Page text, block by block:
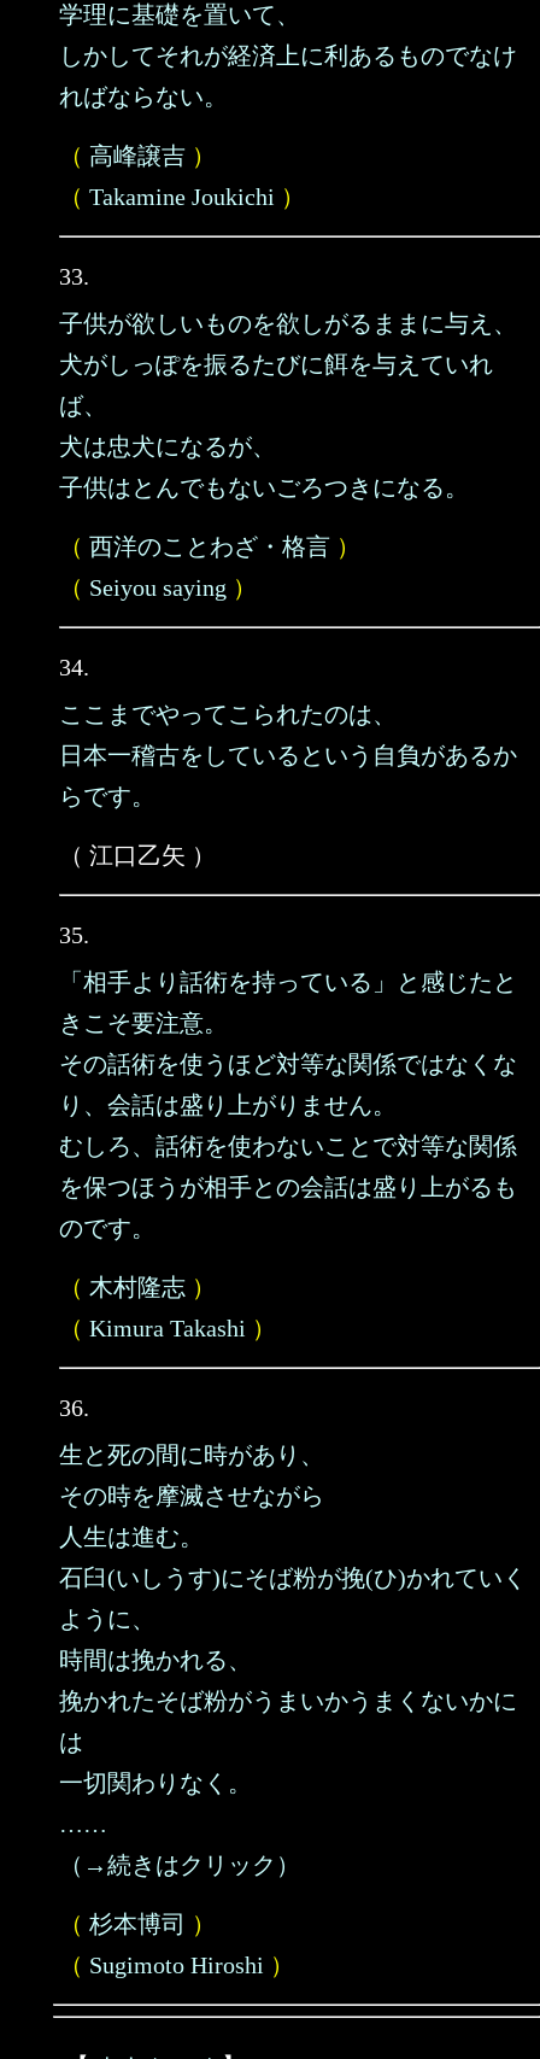
学理に基礎を置いて、
しかしてそれが経済上に利あるものでなけ
ればならない。
（ 高峰譲吉 ）
（ Takamine Joukichi ）
33.
子供が欲しいものを欲しがるままに与え、
犬がしっぽを振るたびに餌を与えていれ
ば、
犬は忠犬になるが、
子供はとんでもないごろつきになる。
（ 西洋のことわざ・格言 ）
（ Seiyou saying ）
34.
ここまでやってこられたのは、
日本一稽古をしているという自負があるか
らです。
（ 江口乙矢 ）
35.
「相手より話術を持っている」と感じたと
きこそ要注意。
その話術を使うほど対等な関係ではなくな
り、会話は盛り上がりません。
むしろ、話術を使わないことで対等な関係
を保つほうが相手との会話は盛り上がるも
のです。
（ 木村隆志 ）
（ Kimura Takashi ）
36.
生と死の間に時があり、
その時を摩滅させながら
人生は進む。
石臼(いしうす)にそば粉が挽(ひ)かれていく
ように、
時間は挽かれる、
挽かれたそば粉がうまいかうまくないかに
は
一切関わりなく。
……
（→続きはクリック）
（ 杉本博司 ）
（ Sugimoto Hiroshi ）